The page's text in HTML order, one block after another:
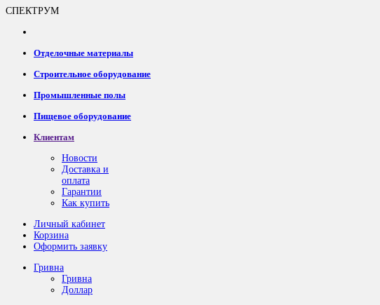
СПЕКТРУМ
Отделочные материалы
Строительное оборудование
Промышленные полы
Пищевое оборудование
Клиентам
Новости
Доставка и
оплата
Гарантии
Как купить
Личный кабинет
Корзина
Оформить заявку
Гривна
Гривна
Доллар